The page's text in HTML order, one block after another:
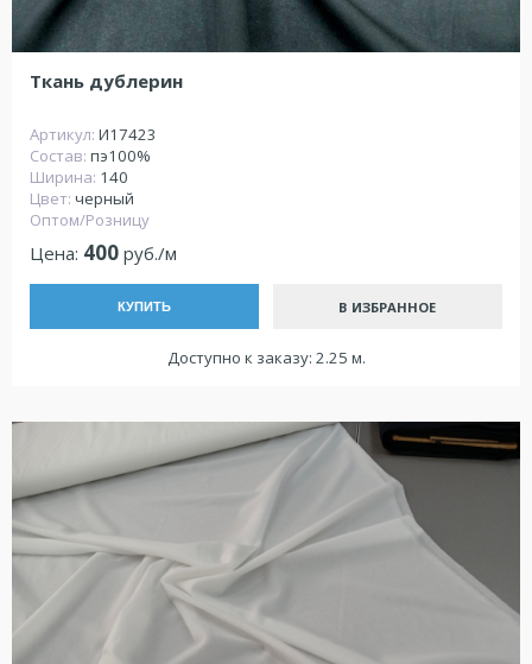
Ткань дублерин
Артикул: И17423
Состав: пэ100%
Ширина: 140
Цвет: черный
Оптом/Розницу
Цена: 400 руб./м
КУПИТЬ В ИЗБРАННОЕ
Доступно к заказу: 2.25 м.